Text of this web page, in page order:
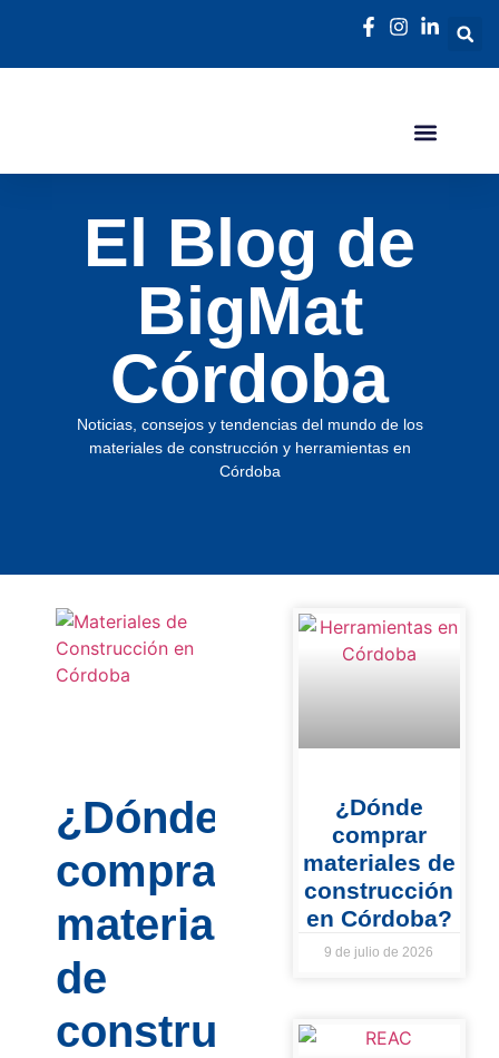
El Blog de
BigMat
Córdoba
Noticias, consejos y tendencias del mundo de los
materiales de construcción y herramientas en
Córdoba
¿Dónde
comprar
materiales
de
construcción
¿Dónde
comprar
materiales de
construcción
en Córdoba?
9 de julio de 2026